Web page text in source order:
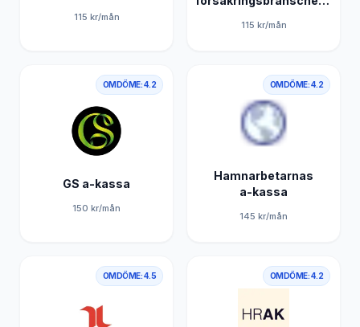
115 kr/mån
115 kr/mån
OMDÖME:4.2
GS a-kassa
150 kr/mån
OMDÖME:4.2
Hamnarbetarnas
a-kassa
145 kr/mån
OMDÖME:4.5 OMDÖME:4.2